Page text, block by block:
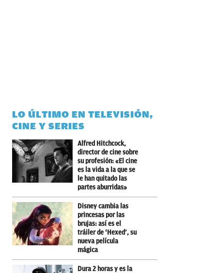
LO ÚLTIMO EN TELEVISIÓN,
CINE Y SERIES
Alfred Hitchcock,
director de cine sobre
su profesión: «El cine
es la vida a la que se
le han quitado las
partes aburridas»
Disney cambia las
princesas por las
brujas: así es el
tráiler de ‘Hexed’, su
nueva película
mágica
Dura 2 horas y es la